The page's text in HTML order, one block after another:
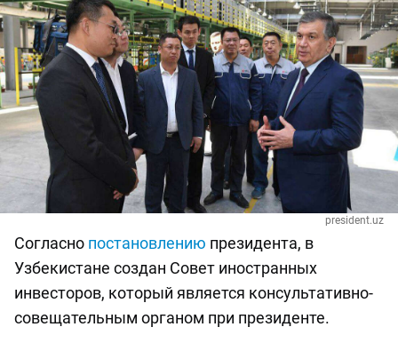
president.uz
Согласно постановлению президента, в
Узбекистане создан Совет иностранных
инвесторов, который является консультативно-
совещательным органом при президенте.